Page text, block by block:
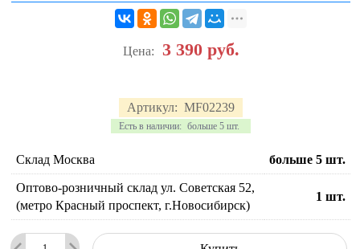
Артикул: MF02239
Есть в наличии: больше 5 шт.
Цена: 3 390 руб.
Склад Москва больше 5 шт.
Оптово-розничный склад ул. Советская 52,
(метро Красный проспект, г.Новосибирск)
1 шт.